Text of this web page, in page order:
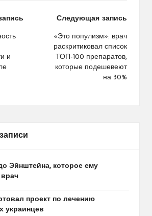
и
Следующая запись
«Это популизм»: врач
раскритиковал список
ТОП-100 препаратов,
которые подешевеют
на 30%
Эйнштейна, которое ему
проект по лечению
украинцев